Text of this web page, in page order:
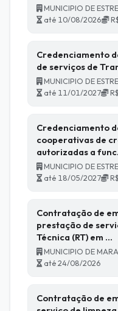
MUNICIPIO DE
até 10/08/2026
Credenciamento
de serviços de
MUNICIPIO DE
até 11/01/2027
Credenciamento
cooperativas de
autorizadas a
MUNICIPIO DE
até 18/05/2027
Contratação de
prestação de
Técnica (RT) em …
MUNICIPIO DE
até 24/08/2026
Contratação de